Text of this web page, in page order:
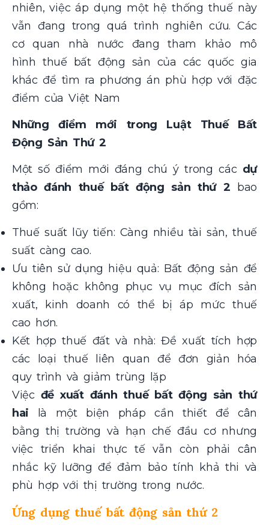
nhiên, việc áp dụng một hệ thống thuế này
vẫn đang trong quá trình nghiên cứu. Các
cơ quan nhà nước đang tham khảo mô
hình thuế bất động sản của các quốc gia
khác để tìm ra phương án phù hợp với đặc
điểm của Việt Nam
Những điểm mới trong Luật Thuế Bất
Động Sản Thứ 2
Một số điểm mới đáng chú ý trong các dự
thảođánh thuế bất động sản thứ 2 bao
gồm:
Thuế suất lũy tiến: Càng nhiều tài sản, thuế
suất càng cao.
Ưu tiên sử dụng hiệu quả: Bất động sản để
không hoặc không phục vụ mục đích sản
xuất, kinh doanh có thể bị áp mức thuế
cao hơn.
Kết hợp thuế đất và nhà: Đề xuất tích hợp
các loại thuế liên quan để đơn giản hóa
quy trình và giảm trùng lặp​
Việc đề xuất đánh thuế bất động sản thứ
hai là một biện pháp cần thiết để cân
bằng thị trường và hạn chế đầu cơ nhưng
việc triển khai thực tế vẫn còn phải cân
nhắc kỹ lưỡng để đảm bảo tính khả thi và
phù hợp với thị trường trong nước.
Ứng dụng thuế bất động sản thứ 2